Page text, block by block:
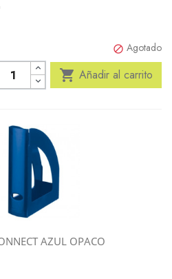
 Agotado
 Añadir al carrito
AZUL OPACO